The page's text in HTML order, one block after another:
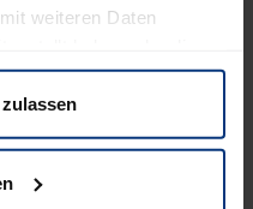
weiteren Daten
Dienste gesammelt
welche Cookies
haben Sie jederzeit die